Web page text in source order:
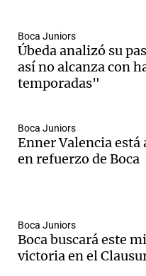
Boca Juniors
Úbeda analizó su
así no alcanza con
temporadas"
Boca Juniors
Enner Valencia está
en refuerzo de Boca
Boca Juniors
Boca buscará este
victoria en el